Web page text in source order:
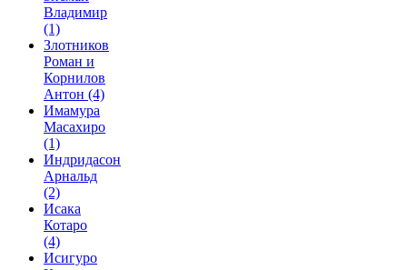
Владимир
(1)
Злотников
Роман и
Корнилов
Антон (4)
Имамура
Масахиро
(1)
Индридасон
Арнальд
(2)
Исака
Котаро
(4)
Исигуро